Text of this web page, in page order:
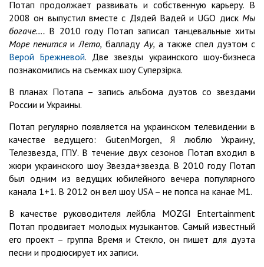
Потап продолжает развивать и собственную карьеру. В
2008 он выпустил вместе с Дядей Вадей и UGO диск Мы
богаче…. В 2010 году Потап записал танцевальные хиты
Море пенитсяиЛето, балладу Ау, а также спел дуэтом с
Верой Брежневой. Две звезды украинского шоу-бизнеса
познакомились на съемках шоу Суперзірка.
В планах Потапа – запись альбома дуэтов со звездами
России и Украины.
Потап регулярно появляется на украинском телевидении в
качестве ведущего: GutenMorgen, Я люблю Украину,
Телезвезда, ГПУ. В течение двух сезонов Потап входил в
жюри украинского шоу Звезда+звезда. В 2010 году Потап
был одним из ведущих юбилейного вечера популярного
канала 1+1. В 2012 он вел шоу USA – не попса на канае М1.
В качестве руководителя лейбла MOZGI Entertainment
Потап продвигает молодых музыкантов. Самый известный
его проект – группа Время и Стекло, он пишет для дуэта
песни и продюсирует их записи.